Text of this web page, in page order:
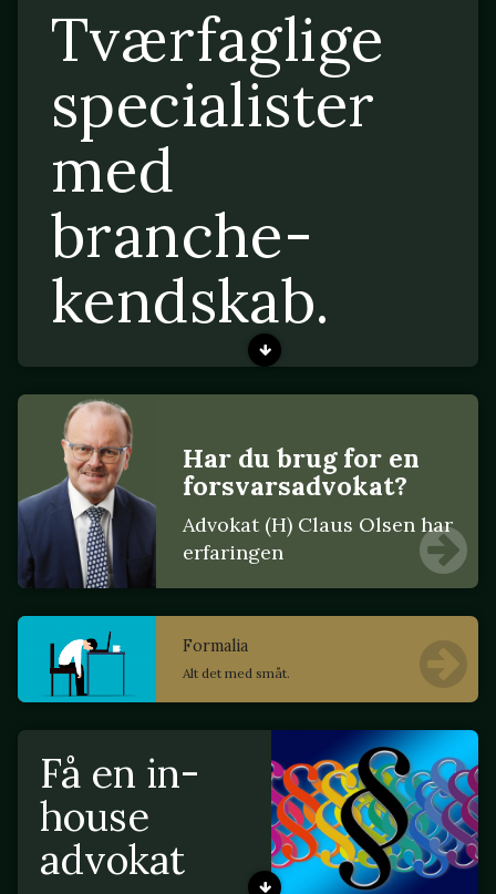
Tværfaglige
specialister
med
branche-
kendskab.
Har du brug for en
forsvarsadvokat?
Advokat (H) Claus Olsen har
erfaringen
Formalia
Alt det med småt.
Få en in-
house
advokat